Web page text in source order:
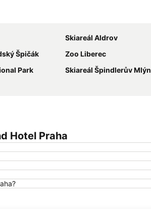
Skiareál Aldrov
Špičák Zoo Liberec
Park Skiareál Špindlerův Mlýn
Hotel Praha